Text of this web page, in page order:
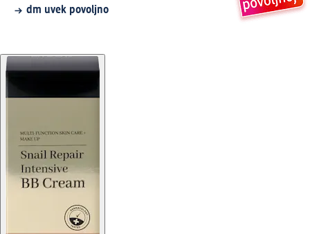
dm uvek povoljno